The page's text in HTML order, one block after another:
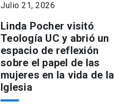
Julio 21, 2026
Linda Pocher visitó
Teología UC y abrió un
espacio de reflexión
sobre el papel de las
mujeres en la vida de la
Iglesia